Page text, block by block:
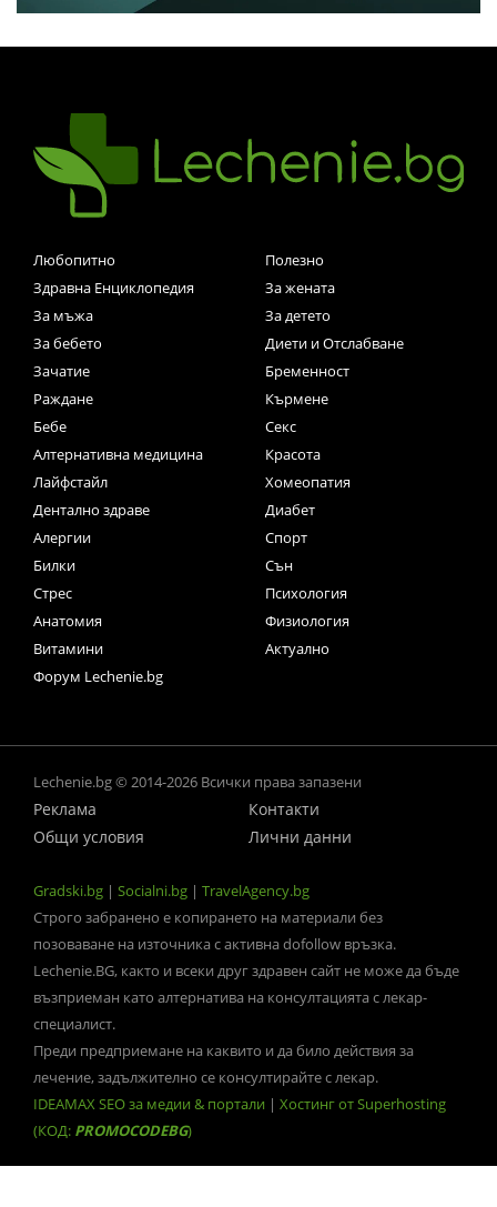
Любопитно
Полезно
Здравна Енциклопедия
За жената
За мъжа
За детето
За бебето
Диети и Отслабване
Зачатие
Бременност
Раждане
Кърмене
Бебе
Секс
Алтернативна медицина
Красота
Лайфстайл
Хомеопатия
Дентално здраве
Диабет
Алергии
Спорт
Билки
Сън
Стрес
Психология
Анатомия
Физиология
Витамини
Актуално
Форум Lechenie.bg
Lechenie.bg © 2014-2026 Всички права запазени
Реклама
Контакти
Общи условия
Лични данни
Gradski.bg | Socialni.bg | TravelAgency.bg
Строго забранено е копирането на материали без
позоваване на източника с активна dofollow връзка.
Lechenie.BG, както и всеки друг здравен сайт не може да бъде
възприеман като алтернатива на консултацията с лекар-
специалист.
Преди предприемане на каквито и да било действия за
лечение, задължително се консултирайте с лекар.
IDEAMAX SEO за медии & портали | Хостинг от Superhosting
(КОД: PROMOCODEBG)